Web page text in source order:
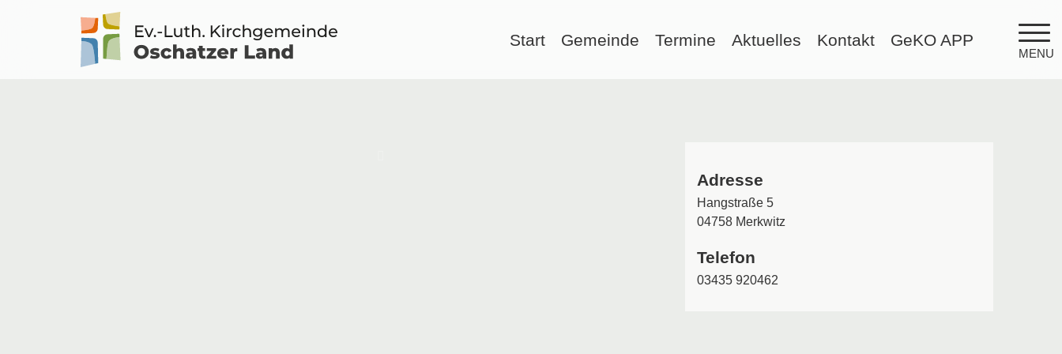
Start Gemeinde Termine Aktuelles Kontakt GeKO APP
MENU
Adresse
Hangstraße 5
04758 Merkwitz
Telefon
03435 920462